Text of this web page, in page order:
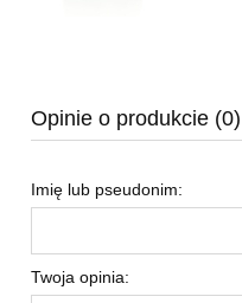
Opinie o produkcie (0)
Imię lub pseudonim:
Twoja opinia: